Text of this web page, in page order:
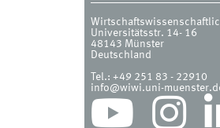
Universitätsstr. 14- 16
48143 Münster
Deutschland
Tel.: +49 251 83 - 22910
info@wiwi.uni-